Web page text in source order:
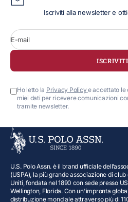
Iscriviti alla newsletter e
E-mail
ISCRIVITI
Ho letto la Privacy Policye accettato le
miei dati per ricevere comunicazioni
tramite newsletter.
U.S. Polo Assn. è il brand ufficiale
(USPA), la più grande associazione di
Uniti, fondata nel 1890 con sede presso
Wellington, Florida. Con un'impronta
distribuzione mondiale attraverso più di